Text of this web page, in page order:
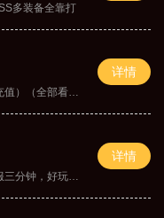
多装备全靠打
）（全部看脸）
详情
，好玩一整年。
详情